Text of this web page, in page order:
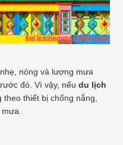
nóng và lượng mưa
đó. Vì vậy, nếudu lịch
theo thiết bị chống nắng,